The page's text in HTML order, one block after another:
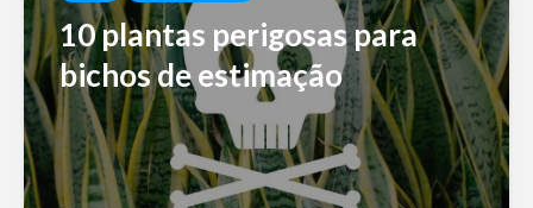
10 plantas perigosas para
bichos de estimação